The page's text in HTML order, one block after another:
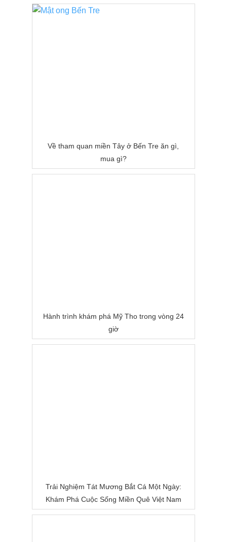
Về tham quan miền Tây ở Bến Tre ăn gì,
mua gì?
Hành trình khám phá Mỹ Tho trong vòng 24
giờ
Trải Nghiệm Tát Mương Bắt Cá Một Ngày:
Khám Phá Cuộc Sống Miền Quê Việt Nam